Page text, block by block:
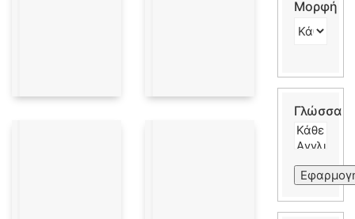
Μορφή
Γλώσσα